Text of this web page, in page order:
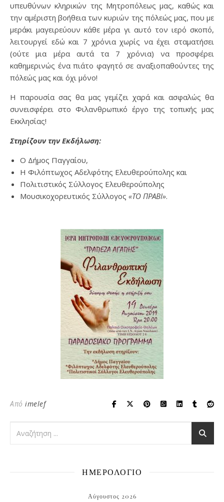
υπευθύνων κληρικών της Μητροπόλεως μας, καθώς και
την αμέριστη βοήθεια των κυριών της πόλεώς μας, που με
μεράκι μαγειρεύουν κάθε μέρα γι αυτό τον ιερό σκοπό,
λειτουργεί εδώ και 7 χρόνια χωρίς να έχει σταματήσει
(ούτε μια μέρα αυτά τα 7 χρόνια) να προσφέρει
καθημερινώς ένα πιάτο φαγητό σε αναξιοπαθούντες της
πόλεώς μας και όχι μόνο!
Η παρουσία σας θα μας γεμίζει χαρά και ασφαλώς θα
συνεισφέρει στο Φιλανθρωπικό έργο της τοπικής μας
Εκκλησίας!
Στηρίζουν την Εκδήλωση:
Ο Δήμος Παγγαίου,
Η Φιλόπτωχος Αδελφότης Ελευθερούπολης και
Πολιτιστικός Σύλλογος Ελευθερούπολης
Μουσικοχορευτικός Σύλλογος «ΤΟ ΠΡΑΒΙ».
Από imelef
ΗΜΕΡΟΛΟΓΙΟ
Αύγουστος 2026